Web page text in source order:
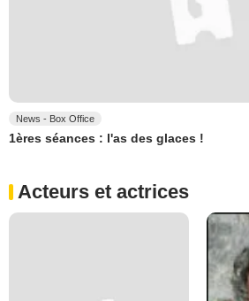
News - Box Office
1ères séances : l'as des glaces !
Acteurs et actrices